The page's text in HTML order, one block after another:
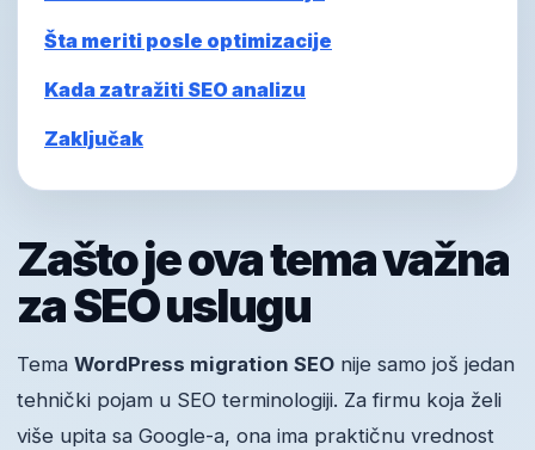
Šta meriti posle optimizacije
Kada zatražiti SEO analizu
Zaključak
Zašto je ova tema važna
za SEO uslugu
Tema WordPress migration SEO nije samo još jedan
tehnički pojam u SEO terminologiji. Za firmu koja želi
više upita sa Google-a, ona ima praktičnu vrednost